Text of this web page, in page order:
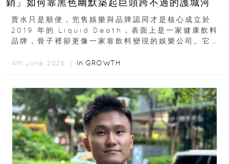
銷」如何靠黑色幽默築起巨頭跨不過的護城河
賣水只是順便，兜售娛樂與品牌認同才是核心成立於
2019 年的 Liquid Death，表面上是一家健康飲料
品牌，骨子裡卻更像一家靠飲料變現的娛樂公司。它最
4th June, 2026 ｜ In GROWTH